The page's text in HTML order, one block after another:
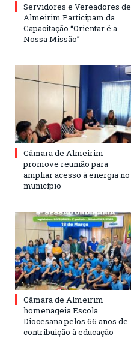
Servidores e Vereadores de
Almeirim Participam da
Capacitação “Orientar é a
Nossa Missão”
Câmara de Almeirim
promove reunião para
ampliar acesso à energia no
município
Câmara de Almeirim
homenageia Escola
Diocesana pelos 66 anos de
contribuição à educação